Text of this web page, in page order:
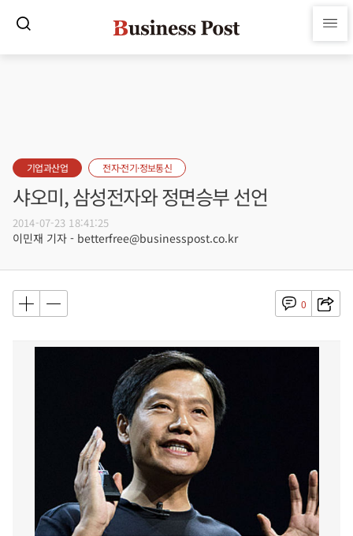
기업과산업 전자·전기·정보통신
샤오미, 삼성전자와 정면승부 선언
2014-07-23 18:41:25
이민재 기자 - betterfree@businesspost.co.kr
0